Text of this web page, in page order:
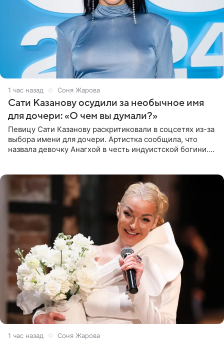
1 час назад Соня Жарова
Сати Казанову осудили за необычное имя
для дочери: «О чем вы думали?»
Певицу Сати Казанову раскритиковали в соцсетях из-за
выбора имени для дочери. Артистка сообщила, что
назвала девочку Анагхой в честь индуистской богини.
1 час назад Соня Жарова